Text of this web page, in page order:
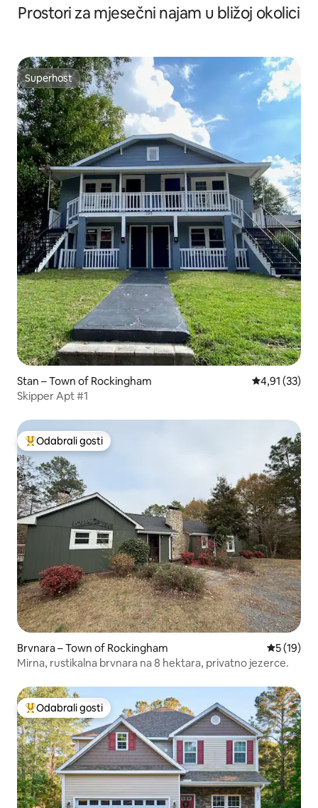
Prostori za mjesečni najam u bližoj okolici
Superhost
Superhost
Stan – Town of Rockingham Prosječna
4,91 (33)
Skipper Apt #1
Među najviše rangiranima s oznakom „Odabrali gosti”
Odabrali gosti
Brvnara – Town of Rockingham Prosječna
5 (19)
Mirna, rustikalna brvnara na 8 hektara, privatno jezerce.
Među najviše rangiranima s oznakom „Odabrali gosti”
Odabrali gosti